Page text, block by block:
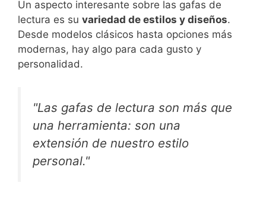
Un aspecto interesante sobre las gafas de
lectura es su variedad de estilos y diseños.
Desde modelos clásicos hasta opciones más
modernas, hay algo para cada gusto y
personalidad.
"Las gafas de lectura son más que
una herramienta: son una
extensión de nuestro estilo
personal."